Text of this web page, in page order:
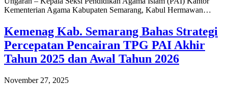
Kementerian Agama Kabupaten Semarang, Kabul Hermawan…
Kemenag Kab. Semarang Bahas Strategi
Percepatan Pencairan TPG PAI Akhir
Tahun 2025 dan Awal Tahun 2026
November 27, 2025